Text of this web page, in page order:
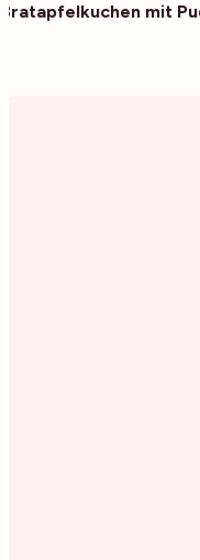
Bratapfelkuchen mit